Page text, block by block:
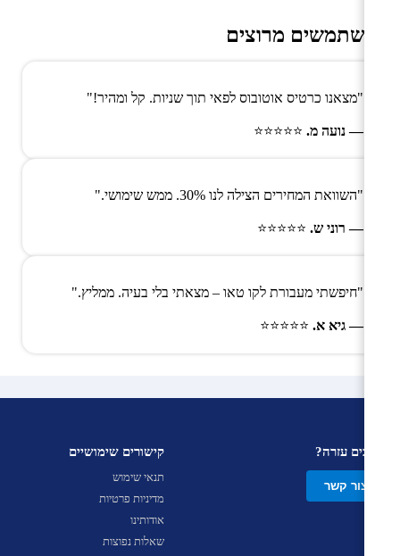
משתמשים מרוצים
"מצאנו כרטיס אוטובוס לפאי תוך שניות. קל ומהיר!"
— נועה מ. ⭐⭐⭐⭐⭐
"השוואת המחירים הצילה לנו 30%. ממש שימושי."
— רוני ש. ⭐⭐⭐⭐⭐
"חיפשתי מעבורת לקו טאו – מצאתי בלי בעיה. ממליץ."
— גיא א. ⭐⭐⭐⭐⭐
צריכים עזרה?
צור קשר
קישורים שימושיים
תנאי שימוש
מדיניות פרטיות
אודותינו
שאלות נפוצות